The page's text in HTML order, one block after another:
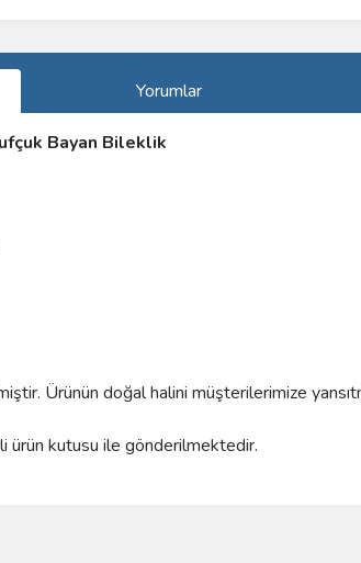
Yorumlar
Bayan Bileklik
Ürünün doğal halini müşterilerimize
ürün kutusu ile gönderilmektedir.